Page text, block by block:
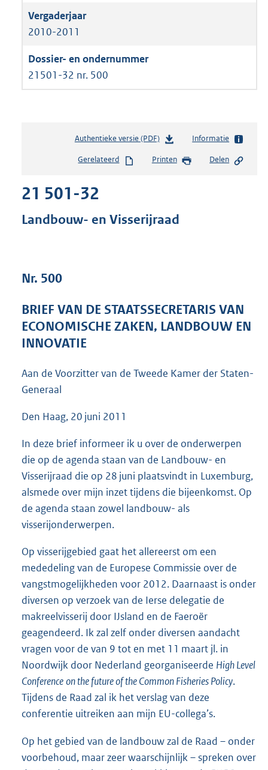
2010-2011
21501-32 nr. 500
Authentieke versie (PDF)b
s
s
e
b
Informatie
Gerelateerd Printen Delen
21 501-32
Landbouw- en Visserijraad
Nr. 500
BRIEF VAN DE STAATSSECRETARIS VAN
ECONOMISCHE ZAKEN, LANDBOUW EN
INNOVATIE
Aan de Voorzitter van de Tweede Kamer der Staten-
Generaal
Den Haag, 20 juni 2011
In deze brief informeer ik u over de onderwerpen
die op de agenda staan van de Landbouw- en
Visserijraad die op 28 juni plaatsvindt in Luxemburg,
alsmede over mijn inzet tijdens die bijeenkomst. Op
de agenda staan zowel landbouw- als
visserijonderwerpen.
Op visserijgebied gaat het allereerst om een
mededeling van de Europese Commissie over de
vangstmogelijkheden voor 2012. Daarnaast is onder
diversen op verzoek van de Ierse delegatie de
makreelvisserij door IJsland en de Faeroër
geagendeerd. Ik zal zelf onder diversen aandacht
vragen voor de van 9 tot en met 11 maart jl. in
Noordwijk door Nederland georganiseerde High Level
Conferenceon the future of the Common Fisheries Policy.
Tijdens de Raad zal ik het verslag van deze
conferentie uitreiken aan mijn EU-collega’s.
Op het gebied van de landbouw zal de Raad – onder
voorbehoud, maar zeer waarschijnlijk – spreken over